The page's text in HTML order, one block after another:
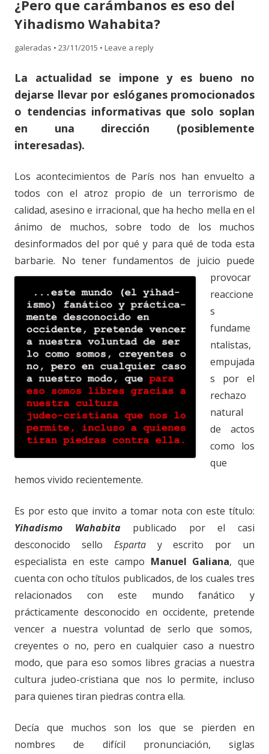
¿Pero que carámbanos es eso del
Yihadismo Wahabita?
galeradas • 23/11/2015 • Leave a reply
La actualidad se impone y es bueno no
dejarse llevar por eslóganes promocionados
o tendencias informativas que solo soplan
en una dirección (posiblemente
interesadas).
Los acontecimientos de París nos han envuelto a
todos con el atroz propio de un terrorismo de
calidad, asesino e irracional, que ha hecho mella en el
ánimo de muchos, sobre todo de los muchos
desinformados del por qué y para qué de toda esta
barbarie. No tener fundamentos de juicio puede
provocar
reaccione
s
fundame
ntalistas,
empujada
s por el
rechazo
natural
de actos
como los
que
hemos vivido recientemente.
Es por esto que invito a tomar nota con este título:
Yihadismo Wahabitapublicado por el casi
desconocido sello Esparta y escrito por un
especialista en este campo Manuel Galiana, que
cuenta con ocho títulos publicados, de los cuales tres
relacionados con este mundo fanático y
prácticamente desconocido en occidente, pretende
vencer a nuestra voluntad de serlo que somos,
creyentes o no, pero en cualquier caso a nuestro
modo, que para eso somos libres gracias a nuestra
cultura judeo-cristiana que nos lo permite, incluso
para quienes tiran piedras contra ella.
Decía que muchos son los que se pierden en
nombres de difícil pronunciación, siglas